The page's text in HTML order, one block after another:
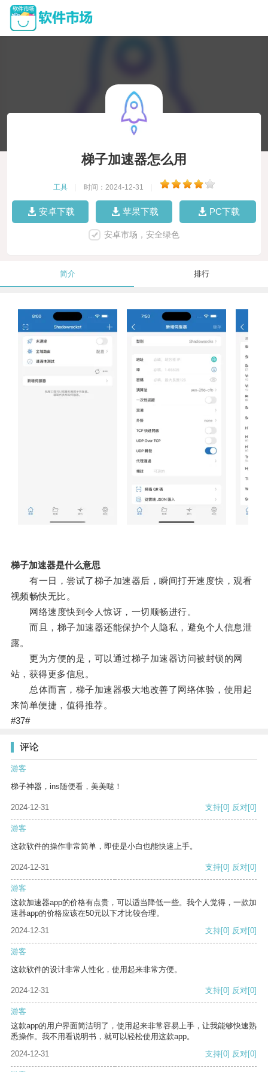
梯子加速器怎么用
工具 时间：2024-12-31
安卓下载 苹果下载 PC下载
安卓市场，安全绿色
简介 排行
梯子加速器是什么意思
有一日，尝试了梯子加速器后，瞬间打开速度快，观看
视频畅快无比。
网络速度快到令人惊讶，一切顺畅进行。
而且，梯子加速器还能保护个人隐私，避免个人信息泄
露。
更为方便的是，可以通过梯子加速器访问被封锁的网
站，获得更多信息。
总体而言，梯子加速器极大地改善了网络体验，使用起
来简单便捷，值得推荐。
#37#
评论
游客
梯子神器，ins随便看，美美哒！
2024-12-31 支持[0] 反对[0]
游客
这款软件的操作非常简单，即使是小白也能快速上手。
2024-12-31 支持[0] 反对[0]
游客
这款加速器app的价格有点贵，可以适当降低一些。我个人觉得，一款加
速器app的价格应该在50元以下才比较合理。
2024-12-31
支持[0] 反对[0]
游客
这款软件的设计非常人性化，使用起来非常方便。
2024-12-31 支持[0] 反对[0]
游客
这款app的用户界面简洁明了，使用起来非常容易上手，让我能够快速熟
悉操作。我不用看说明书，就可以轻松使用这款app。
2024-12-31
支持[0] 反对[0]